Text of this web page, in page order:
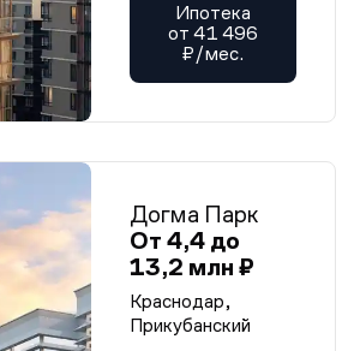
Ипотека
от 41 496
₽/мес.
Догма Парк
От 4,4 до
13,2 млн ₽
Краснодар,
Прикубанский